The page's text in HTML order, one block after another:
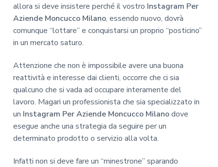
allora si deve insistere perché il vostro Instagram Per
Aziende Moncucco Milano, essendo nuovo, dovrà
comunque “lottare” e conquistarsi un proprio “posticino”
in un mercato saturo.
Attenzione che non è impossibile avere una buona
reattività e interesse dai clienti, occorre che ci sia
qualcuno che si vada ad occupare interamente del
lavoro. Magari un professionista che sia specializzato in
un Instagram Per Aziende Moncucco Milanodove
esegue anche una strategia da seguire per un
determinato prodotto o servizio alla volta.
Infatti non si deve fare un “minestrone” sparando